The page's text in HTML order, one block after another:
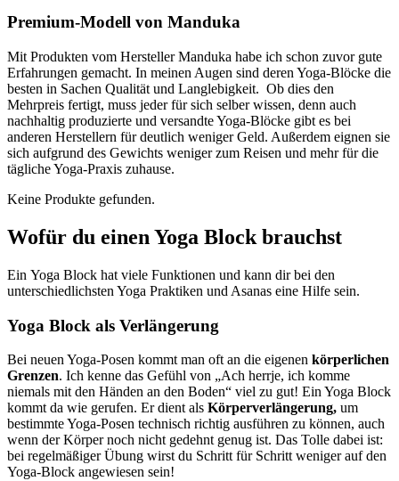
Premium-Modell von Manduka
Mit Produkten vom Hersteller Manduka habe ich schon zuvor gute
Erfahrungen gemacht. In meinen Augen sind deren Yoga-Blöcke die
besten in Sachen Qualität und Langlebigkeit. Ob dies den
Mehrpreis fertigt, muss jeder für sich selber wissen, denn auch
nachhaltig produzierte und versandte Yoga-Blöcke gibt es bei
anderen Herstellern für deutlich weniger Geld. Außerdem eignen sie
sich aufgrund des Gewichts weniger zum Reisen und mehr für die
tägliche Yoga-Praxis zuhause.
Keine Produkte gefunden.
Wofür du einen Yoga Block brauchst
Ein Yoga Block hat viele Funktionen und kann dir bei den
unterschiedlichsten Yoga Praktiken und Asanas eine Hilfe sein.
Yoga Block als Verlängerung
Bei neuen Yoga-Posen kommt man oft an die eigenen körperlichen
Grenzen. Ich kenne das Gefühl von „Ach herrje, ich komme
niemals mit den Händen an den Boden“ viel zu gut! Ein Yoga Block
kommt da wie gerufen. Er dient als Körperverlängerung, um
bestimmte Yoga-Posen technisch richtig ausführen zu können, auch
wenn der Körper noch nicht gedehnt genug ist. Das Tolle dabei ist:
bei regelmäßiger Übung wirst du Schritt für Schritt weniger auf den
Yoga-Block angewiesen sein!